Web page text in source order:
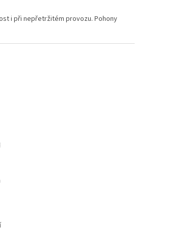
i při nepřetržitém provozu. Pohony